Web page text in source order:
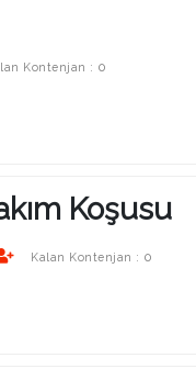
Kontenjan : 0
Koşusu
Kalan Kontenjan : 0